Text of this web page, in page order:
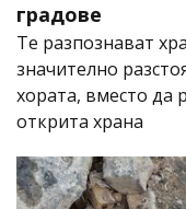
градове
Те разпознават
значително
хората, вместо да
открита храна